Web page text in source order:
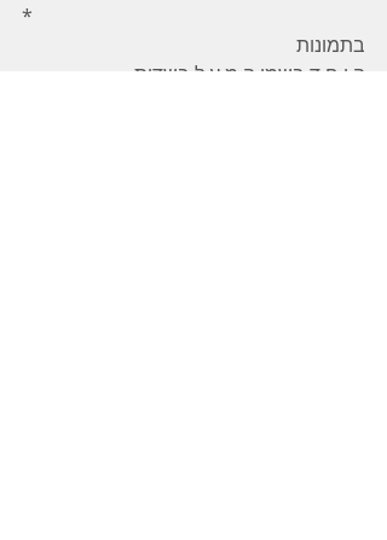
*
בתמונות
ה י ח ד בשמי ה מ ע ל בשדות